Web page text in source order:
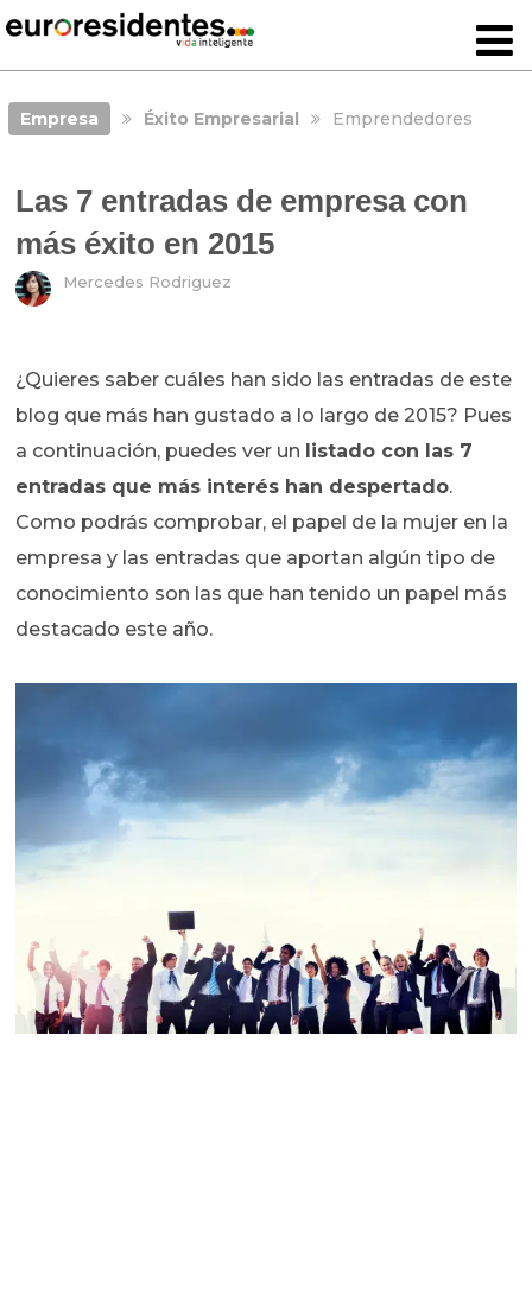
Empresa Éxito Empresarial Emprendedores
Las 7 entradas de empresa con
más éxito en 2015
Mercedes Rodriguez
¿Quieres saber cuáles han sido las entradas de este
blog que más han gustado a lo largo de 2015? Pues
a continuación, puedes ver un listado con las 7
entradas que más interés han despertado.
Como podrás comprobar, el papel de la mujer en la
empresa y las entradas que aportan algún tipo de
conocimiento son las que han tenido un papel más
destacado este año.